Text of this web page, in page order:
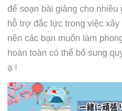
để soạn bài giảng cho nhiều
hỗ trợ đắc lực trong việc
nên các bạn muốn làm
hoàn toàn có thể bổ sung
ạ !